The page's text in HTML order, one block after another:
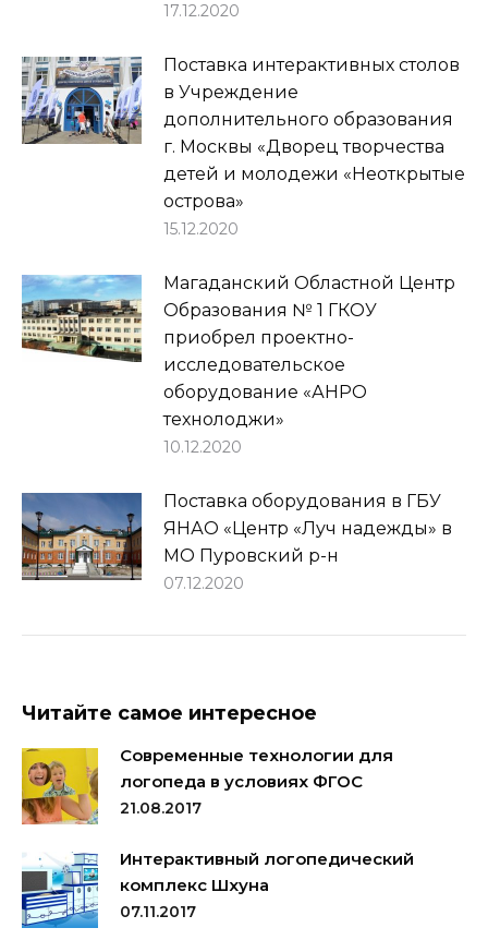
17.12.2020
Поставка интерактивных столов
в Учреждение
дополнительного образования
г. Москвы «Дворец творчества
детей и молодежи «Неоткрытые
острова»
15.12.2020
Магаданский Областной Центр
Образования № 1 ГКОУ
приобрел проектно-
исследовательское
оборудование «АНРО
технолоджи»
10.12.2020
Поставка оборудования в ГБУ
ЯНАО «Центр «Луч надежды» в
МО Пуровский р-н
07.12.2020
Читайте самое интересное
Современные технологии для
логопеда в условиях ФГОС
21.08.2017
Интерактивный логопедический
комплекс Шхуна
07.11.2017